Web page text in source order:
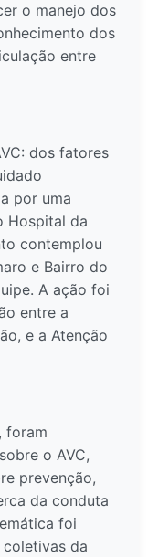
o manejo dos
dos
entre
dos fatores
por uma
Hospital da
contemplou
e Bairro do
A ação foi
entre a
e a Atenção
foram
o AVC,
prevenção,
da conduta
foi
da